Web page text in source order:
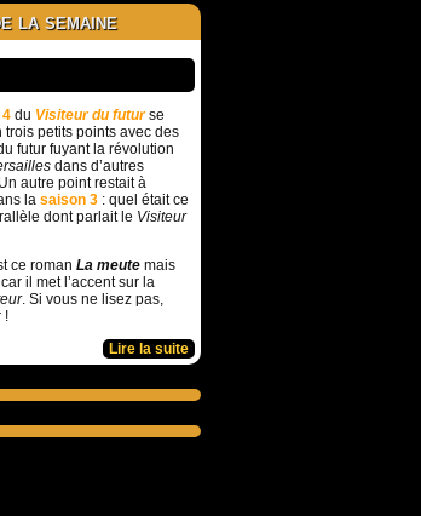
la semaine
du Visiteur du futurse
trois petits points avec des
futur fuyant la révolution
dans d’autres
autre point restait à
la saison 3 : quel était ce
dont parlait le Visiteur
ce roman La meute mais
il met l’accent sur la
. Si vous ne lisez pas,
!
Lire la suite